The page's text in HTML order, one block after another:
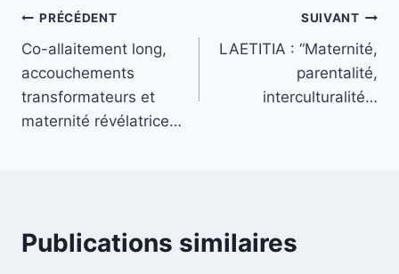
Navigation
de
l’article
PRÉCÉDENT
Co-allaitement long,
accouchements
transformateurs et
maternité révélatrice…
SUIVANT
LAETITIA : “Maternité,
parentalité,
interculturalité…
Publications similaires